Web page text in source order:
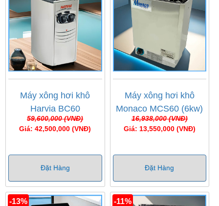
Máy xông hơi khô
Harvia BC60
59,600,000 (VNĐ)
Giá: 42,500,000 (VNĐ)
Đặt Hàng
Máy xông hơi khô
Monaco MCS60 (6kw)
16,938,000 (VNĐ)
Giá: 13,550,000 (VNĐ)
Đặt Hàng
-13% -11%